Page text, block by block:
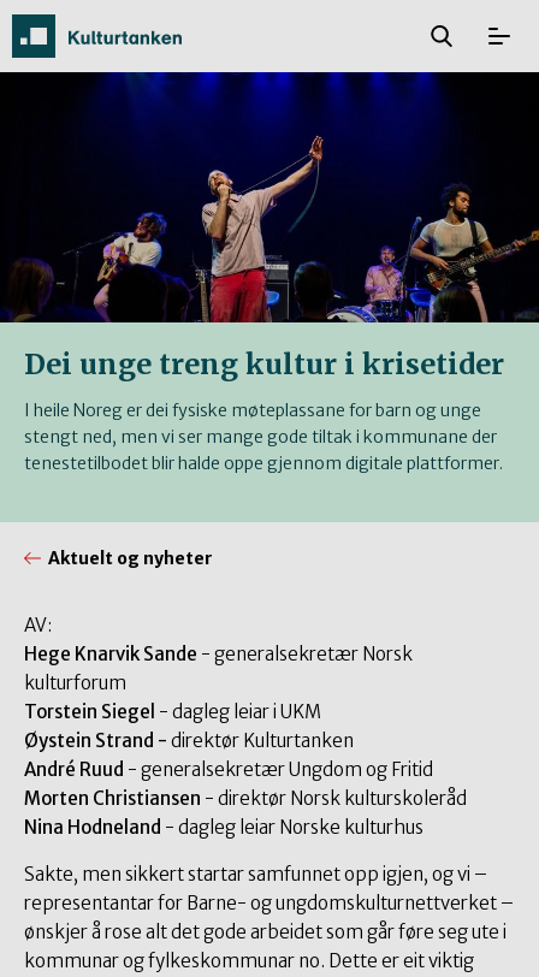
Dei unge treng kultur i krisetider
I heile Noreg er dei fysiske møteplassane for barn og unge
stengt ned, men vi ser mange gode tiltak i kommunane der
tenestetilbodet blir halde oppe gjennom digitale plattformer.
Aktuelt og nyheter
AV:
Hege Knarvik Sande - generalsekretær Norsk
kulturforum
Torstein Siegel - dagleg leiar i UKM
Øystein Strand - direktør Kulturtanken
André Ruud - generalsekretær Ungdom og Fritid
Morten Christiansen - direktør Norsk kulturskoleråd
Nina Hodneland - dagleg leiar Norske kulturhus
Sakte, men sikkert startar samfunnet opp igjen, og vi –
representantar for Barne- og ungdomskulturnettverket –
ønskjer å rose alt det gode arbeidet som går føre seg ute i
kommunar og fylkeskommunar no. Dette er eit viktig